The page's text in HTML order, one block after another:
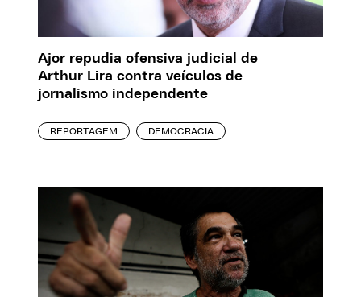
Ajor repudia ofensiva judicial de
Arthur Lira contra veículos de
jornalismo independente
REPORTAGEM DEMOCRACIA